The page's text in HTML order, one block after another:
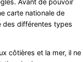
Avant de pouvoir
carte nationale de
des différentes types
côtières et la mer, il ne